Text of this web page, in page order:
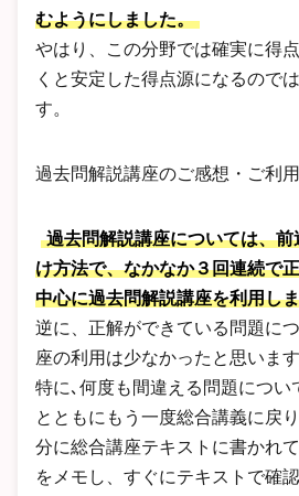
むようにしました。
やはり、この分野では確実に得
くと安定した得点源になるので
す。
過去問解説講座のご感想・ご利
過去問解説講座については、
け方法で、なかなか３回連続で
中心に過去問解説講座を利用し
逆に、正解ができている問題に
座の利用は少なかったと思いま
特に､何度も間違える問題につい
とともにもう一度総合講義に戻
分に総合講座テキストに書かれ
をメモし、すぐにテキストで確